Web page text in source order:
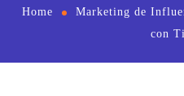
Home Marketing de
con